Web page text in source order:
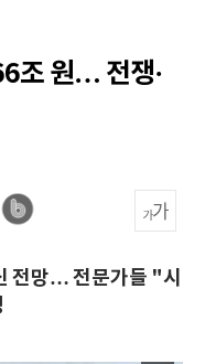
조 원… 전쟁·
전망… 전문가들 "시